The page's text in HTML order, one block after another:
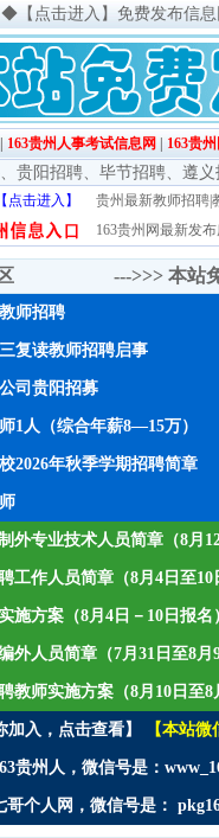
◆ 【点击进入】免费发布信
163贵州人事考试信息网 163贵
、 贵阳招聘、 毕节招聘、 遵义
击进入】
贵州最新教师招聘|
163贵州网最新发
宣传区 --->>> 本站
师招聘
复读教师招聘启事
司贵阳招募
1人（综合年薪8—15万）
2026年秋季学期招聘简章
外专业技术人员简章（8月
工作人员简章（8月4日至10
施方案（8月4日－10日报名
外人员简章（7月31日至8月
教师实施方案（8月10日至8
入，点击查看】 【本站
贵州人，微信号是：
哥个人网，微信号是：